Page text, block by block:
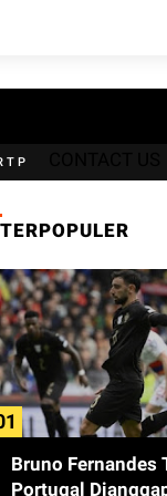
T P
TERPOPULER
Bruno Fernandes
Portugal